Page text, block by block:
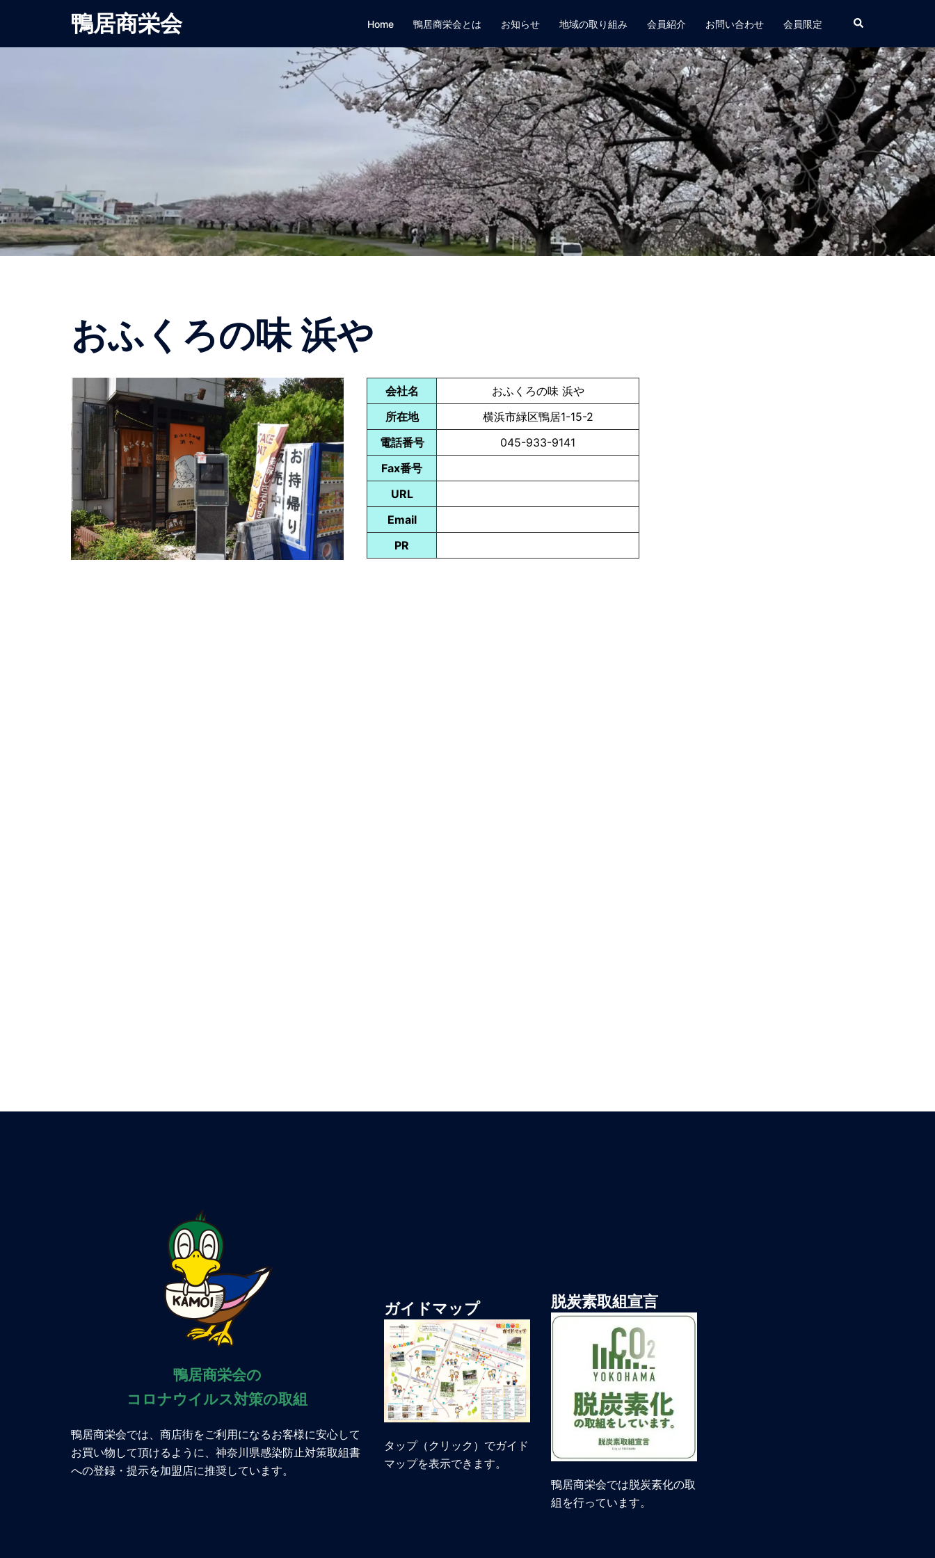
鴨居商栄会 Home 鴨居商栄会とは お知らせ 地域の取り組み 会員紹介 お問い合わせ 会員限定
おふくろの味 浜や
会社名
おふくろの味 浜や
所在地
横浜市緑区鴨居1-15-2
電話番号
045-933-9141
Fax番号
URL
Email
PR
鴨居商栄会の
コロナウイルス対策の取組
鴨居商栄会では、商店街をご利用になるお客様に安心して
お買い物して頂けるように、神奈川県感染防止対策取組書
への登録・提示を加盟店に推奨しています。
ガイドマップ
タップ（クリック）でガイド
マップを表示できます。
脱炭素取組宣言
鴨居商栄会では脱炭素化の取
組を行っています。